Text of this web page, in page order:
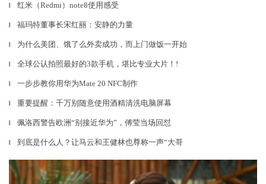
▎ 红米（Redmi）note8使用感受
▎ 福玛特董事长宋红丽：安静的力量
▎ 为什么美团、饿了么外卖成功，而上门做饭一开始
▎ 全球公认拍照最好的3款手机，堪比专业大片！!
▎ 一步步教你用华为Mate 20 NFC制作
▎ 重要提醒：千万别随意使用酒精清洗电脑屏幕
▎ 佩洛西警告欧洲“别接近华为”，傅莹当场回怼
▎ 到底是什么人？让马云和王健林也尊称一声“大哥